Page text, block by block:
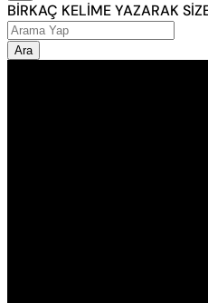
BİRKAÇ KELİME YAZARAK
Ara